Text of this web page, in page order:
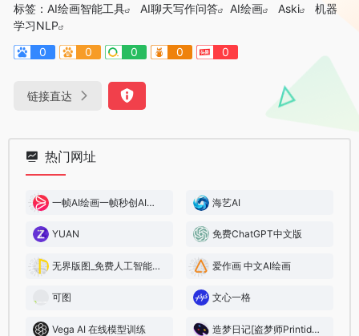
标签： AI绘画智能工具 AI聊天写作问答 AI绘画 Aski
机器
学习NLP
0
0 0 0 0
链接直达
热门网址
一帧AI绘画一帧秒创AI作画 海艺AI
YUAN 免费ChatGPT中文版
无界版图_免费人工智能AI绘画工具 爱作画 中文AI绘画
可图 文心一格
Vega AI 在线模型训练 造梦日记[盗梦师Printidea]